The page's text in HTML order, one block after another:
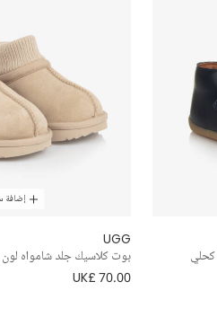
إضافة
UGG
بوت كلاسيك جلد شامواه لون
UK£ 70.00